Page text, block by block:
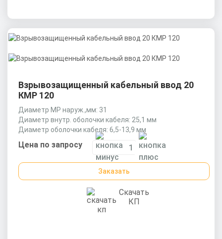
Взрывозащищенный кабельный ввод 20
КМР 120
Диаметр МР наруж.,мм: 31
Диаметр внутр. оболочки кабеля: 25,1 мм
Диаметр оболочки кабеля: 6,5-13,9 мм
Цена по запросу
Заказать
Скачать
КП